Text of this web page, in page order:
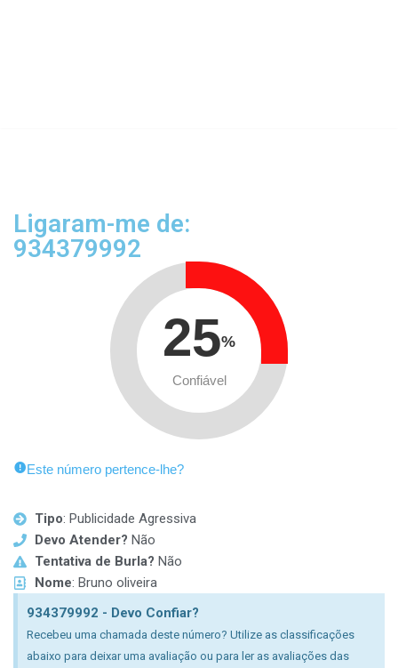
Ligaram-me de:
934379992
25%
Confiável
Este número pertence-lhe?
Tipo: Publicidade Agressiva
Devo Atender? Não
Tentativa de Burla? Não
Nome: Bruno oliveira
934379992 - Devo Confiar?
Recebeu uma chamada deste número? Utilize as classificações
abaixo para deixar uma avaliação ou para ler as avaliações das